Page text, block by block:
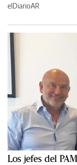
elDiarioAR
Los jefes del